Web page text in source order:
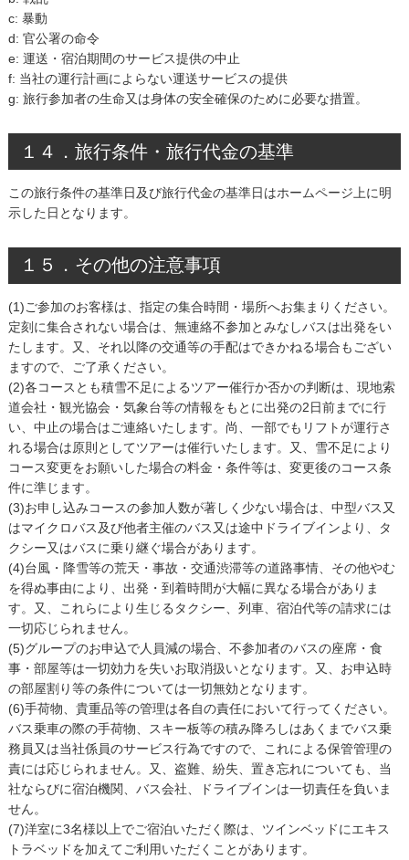
c: 暴動
d: 官公署の命令
e: 運送・宿泊期間のサービス提供の中止
f: 当社の運行計画によらない運送サービスの提供
g: 旅行参加者の生命又は身体の安全確保のために必要な措置。
１４．旅行条件・旅行代金の基準
この旅行条件の基準日及び旅行代金の基準日はホームページ上に明
示した日となります。
１５．その他の注意事項
(1)ご参加のお客様は、指定の集合時間・場所へお集まりください。
定刻に集合されない場合は、無連絡不参加とみなしバスは出発をい
たします。又、それ以降の交通等の手配はできかねる場合もござい
ますので、ご了承ください。
(2)各コースとも積雪不足によるツアー催行か否かの判断は、現地索
道会社・観光協会・気象台等の情報をもとに出発の2日前までに行
い、中止の場合はご連絡いたします。尚、一部でもリフトが運行さ
れる場合は原則としてツアーは催行いたします。又、雪不足により
コース変更をお願いした場合の料金・条件等は、変更後のコース条
件に準じます。
(3)お申し込みコースの参加人数が著しく少ない場合は、中型バス又
はマイクロバス及び他者主催のバス又は途中ドライブインより、タ
クシー又はバスに乗り継ぐ場合があります。
(4)台風・降雪等の荒天・事故・交通渋滞等の道路事情、その他やむ
を得ぬ事由により、出発・到着時間が大幅に異なる場合がありま
す。又、これらにより生じるタクシー、列車、宿泊代等の請求には
一切応じられません。
(5)グループのお申込で人員減の場合、不参加者のバスの座席・食
事・部屋等は一切効力を失いお取消扱いとなります。又、お申込時
の部屋割り等の条件については一切無効となります。
(6)手荷物、貴重品等の管理は各自の責任において行ってください。
バス乗車の際の手荷物、スキー板等の積み降ろしはあくまでバス乗
務員又は当社係員のサービス行為ですので、これによる保管管理の
責には応じられません。又、盗難、紛失、置き忘れについても、当
社ならびに宿泊機関、バス会社、ドライブインは一切責任を負いま
せん。
(7)洋室に3名様以上でご宿泊いただく際は、ツインベッドにエキス
トラベッドを加えてご利用いただくことがあります。